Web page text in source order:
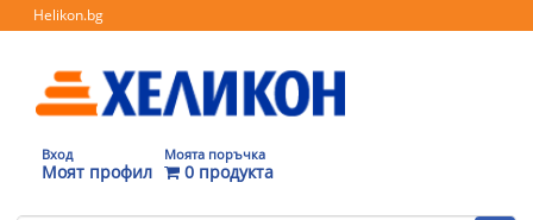
Helikon.bg
Вход
Моят профил
Моята поръчка
0 продукта